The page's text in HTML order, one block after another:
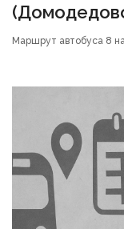
Маршрут автобуса 8